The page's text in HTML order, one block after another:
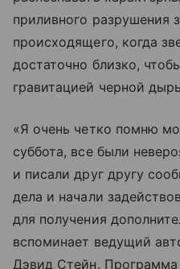
приливного разрушения
происходящего, когда
достаточно близко,
гравитацией черной
«Я очень четко помню
суббота, все были
и писали друг другу
дела и начали
для получения
вспоминает ведущий
Дэвид Стейн. Программа